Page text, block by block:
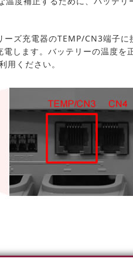
ズ充電器のTEMP/CN3端子
します。バッテリーの温度を
ください。